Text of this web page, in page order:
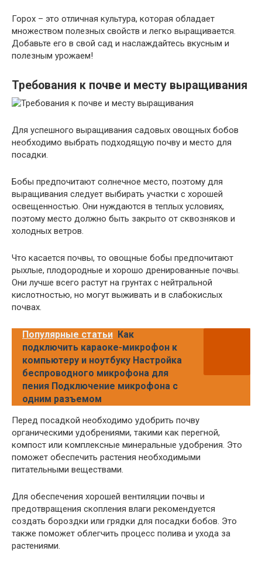
Горох – это отличная культура, которая обладает
множеством полезных свойств и легко выращивается.
Добавьте его в свой сад и наслаждайтесь вкусным и
полезным урожаем!
Требования к почве и месту выращивания
Для успешного выращивания садовых овощных бобов
необходимо выбрать подходящую почву и место для
посадки.
Бобы предпочитают солнечное место, поэтому для
выращивания следует выбирать участки с хорошей
освещенностью. Они нуждаются в теплых условиях,
поэтому место должно быть закрыто от сквозняков и
холодных ветров.
Что касается почвы, то овощные бобы предпочитают
рыхлые, плодородные и хорошо дренированные почвы.
Они лучше всего растут на грунтах с нейтральной
кислотностью, но могут выживать и в слабокислых
почвах.
Популярные статьи Как
подключить караоке-микрофон к
компьютеру и ноутбуку Настройка
беспроводного микрофона для
пения Подключение микрофона с
одним разъемом
Перед посадкой необходимо удобрить почву
органическими удобрениями, такими как перегной,
компост или комплексные минеральные удобрения. Это
поможет обеспечить растения необходимыми
питательными веществами.
Для обеспечения хорошей вентиляции почвы и
предотвращения скопления влаги рекомендуется
создать бороздки или грядки для посадки бобов. Это
также поможет облегчить процесс полива и ухода за
растениями.